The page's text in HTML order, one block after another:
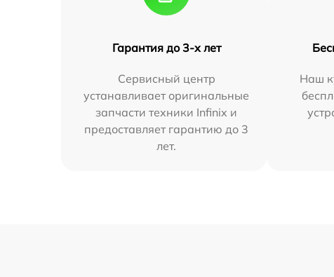
Гарантия до 3-х лет
Сервисный центр
устанавливает оригинальные
запчасти техники Infinix и
предоставляет гарантию до 3
лет.
Наш